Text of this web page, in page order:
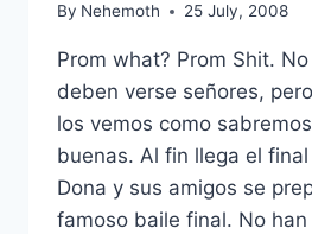
By Nehemoth 25 July, 2008
Prom what? Prom Shit.
deben verse señores,
los vemos como
buenas. Al fin llega el
Dona y sus amigos se
famoso baile final. No